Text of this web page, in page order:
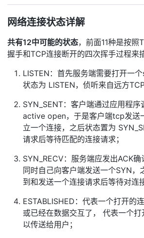
网络连接状态详解
共有12中可能的状态，前面11种是按照
握手和TCP连接断开的四次挥手过程来
LISTEN：首先服务端需要打开一
状态为 LISTEN，侦听来自远方
SYN_SENT：客户端通过应用程
active open，于是客户端tcp发送
立一个连接，之后状态置为
请求后等待匹配的连接请求；
SYN_RECV：服务端应发出ACK确
同时自己向客户端发送一个SYN，
到和发送一个连接请求后等待对连
ESTABLISHED：代表一个打开的
或已经在数据交互了， 代表一个
以传送给用户；